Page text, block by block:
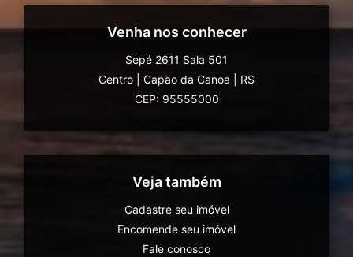
Venha nos conhecer
Sepé 2611 Sala 501
Centro
Capão da Canoa
RS
CEP: 95555000
Veja também
Cadastre seu imóvel
Encomende seu imóvel
Fale conosco